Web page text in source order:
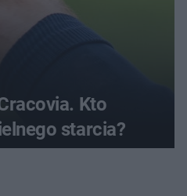
Kto
starcia?